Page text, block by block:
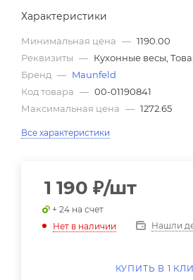
Характеристики
Минимальная цена — 1190.00
Реквизиты — Кухонные весы,
Бренд — Maunfeld
Код товара — 00-01190841
Максимальная цена — 1272.65
Все характеристики
1 190 ₽/шт
+ 24 на счет
Нет в наличии
Нашли
КУПИТЬ В 1